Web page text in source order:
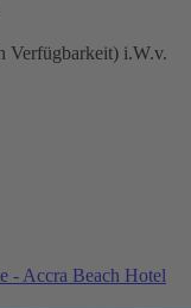
Verfügbarkeit) i.W.v.
- Accra Beach Hotel